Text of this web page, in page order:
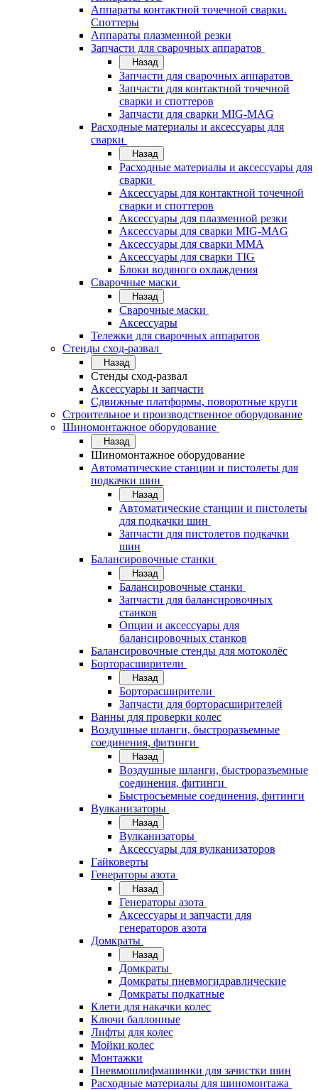
Аппараты контактной точечной сварки.
Споттеры
Аппараты плазменной резки
Запчасти для сварочных аппаратов
Назад
Запчасти для сварочных аппаратов
Запчасти для контактной точечной
сварки и споттеров
Запчасти для сварки MIG-MAG
Расходные материалы и аксессуары для
сварки
Назад
Расходные материалы и аксессуары для
сварки
Аксессуары для контактной точечной
сварки и споттеров
Аксессуары для плазменной резки
Аксессуары для сварки MIG-MAG
Аксессуары для сварки MMA
Аксессуары для сварки TIG
Блоки водяного охлаждения
Сварочные маски
Назад
Сварочные маски
Аксессуары
Тележки для сварочных аппаратов
Стенды сход-развал
Назад
Стенды сход-развал
Аксессуары и запчасти
Сдвижные платформы, поворотные круги
Строительное и производственное оборудование
Шиномонтажное оборудование
Назад
Шиномонтажное оборудование
Автоматические станции и пистолеты для
подкачки шин
Назад
Автоматические станции и пистолеты
для подкачки шин
Запчасти для пистолетов подкачки
шин
Балансировочные станки
Назад
Балансировочные станки
Запчасти для балансировочных
станков
Опции и аксессуары для
балансировочных станков
Балансировочные стенды для мотоколёс
Борторасширители
Назад
Борторасширители
Запчасти для борторасширителей
Ванны для проверки колес
Воздушные шланги, быстроразъемные
соединения, фитинги
Назад
Воздушные шланги, быстроразъемные
соединения, фитинги
Быстросъемные соединения, фитинги
Вулканизаторы
Назад
Вулканизаторы
Аксессуары для вулканизаторов
Гайковерты
Генераторы азота
Назад
Генераторы азота
Аксессуары и запчасти для
генераторов азота
Домкраты
Назад
Домкраты
Домкраты пневмогидравлические
Домкраты подкатные
Клети для накачки колес
Ключи баллонные
Лифты для колес
Мойки колес
Монтажки
Пневмошлифмашинки для зачистки шин
Расходные материалы для шиномонтажа